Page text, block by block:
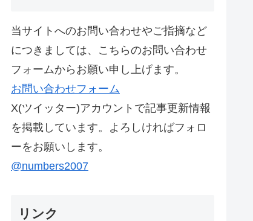
当サイトへのお問い合わせやご指摘など
につきましては、こちらのお問い合わせ
フォームからお願い申し上げます。
お問い合わせフォーム
X(ツイッター)アカウントで記事更新情報
を掲載しています。よろしければフォロ
ーをお願いします。
@numbers2007
リンク